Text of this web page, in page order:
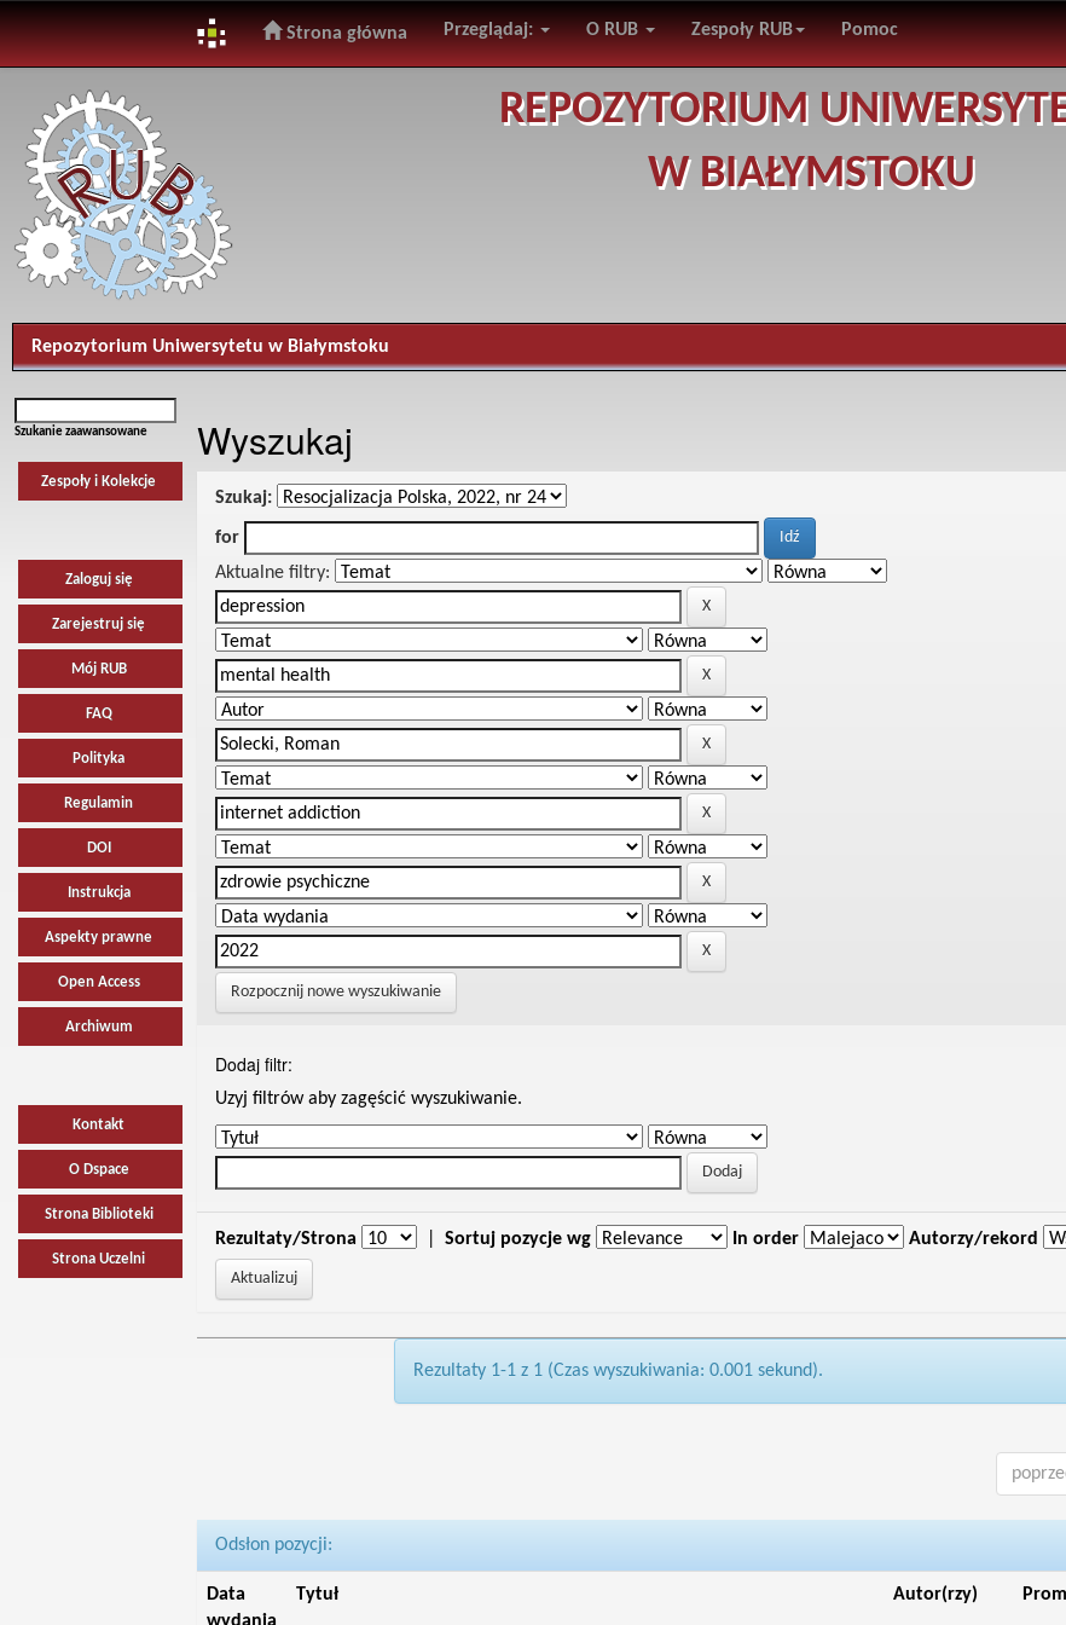
navigation
Strona główna Przeglądaj: O RUB Zespoły RUB Pomoc
REPOZYTORIUM
W BIAŁYMSTOKU
Repozytorium Uniwersytetu w Białymstoku
Szukanie zaawansowane
Zespoły i Kolekcje
Zaloguj się
Zarejestruj się
Mój RUB
FAQ
Polityka
Regulamin
DOI
Instrukcja
Aspekty prawne
Open Access
Archiwum
Kontakt
O Dspace
Strona Biblioteki
Strona Uczelni
Wyszukaj
Szukaj:
for
Aktualne filtry:
Rozpocznij nowe wyszukiwanie
Dodaj filtr:
Uzyj filtrów aby zagęścić wyszukiwanie.
Rezultaty/Strona Sortuj pozycje wg In order Autorzy/rekord
Rezultaty 1-1 z 1 (Czas wyszukiwania: 0.001 sekund).
Odsłon pozycji:
Data
Tytuł Autor(rzy)